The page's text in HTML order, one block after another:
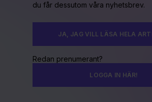
du får dessutom våra nyhetsbrev.
JA, JAG VILL LÄSA HELA
Redan prenumerant?
LOGGA IN HÄR!